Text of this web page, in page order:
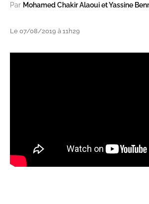
Par Mohamed Chakir Alaoui et Yassine
Le 07/08/2019 à 11h29